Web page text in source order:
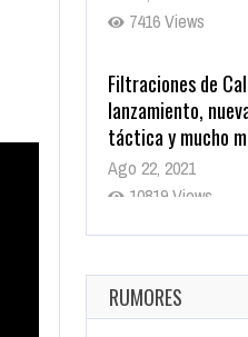
7416 Views
Filtraciones de
lanzamiento,
táctica y mucho
Ago 22, 2021
10819 Views
La configuración
Ago 8, 2021
10004 Views
RUMORES